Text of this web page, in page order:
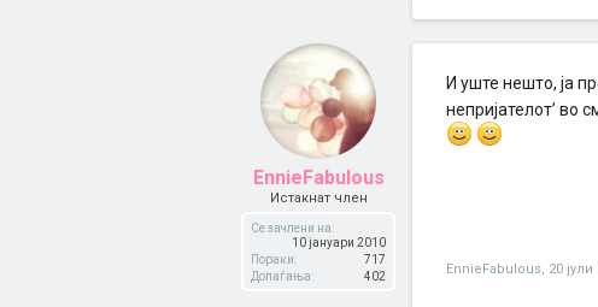
EnnieFabulous
Истакнат член
Се зачлени на:
10 јануари 2010
Пораки:
717
Допаѓања:
402
И уште нешто, ја
непријателот’ во
EnnieFabulous, 20 јули